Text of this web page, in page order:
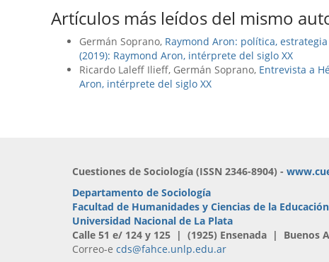
Artículos más leídos del mismo
Germán Soprano, Raymond Aron: polí­tica,
(2019): Raymond Aron, intérprete del siglo XX
Ricardo Laleff Ilieff, Germán Soprano, Entrevista a
Aron, intérprete del siglo XX
Cuestiones de Sociología (ISSN 2346-8904) -
Departamento de Sociología
Facultad de Humanidades y Ciencias de la Educación
Universidad Nacional de La Plata
Calle 51 e/ 124 y 125 | (1925) Ensenada |
Correo-e cds@fahce.unlp.edu.ar